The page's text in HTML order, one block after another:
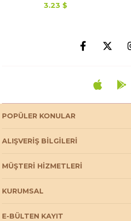
3.23 $
POPÜLER KONULAR
ALIŞVERİŞ BİLGİLERİ
MÜŞTERİ HİZMETLERİ
KURUMSAL
E-BÜLTEN KAYIT